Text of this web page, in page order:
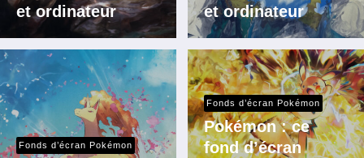
et ordinateur
et ordinateur
Fonds d’écran Pokémon
Fonds d’écran Pokémon
Pokémon : ce
fond d’écran